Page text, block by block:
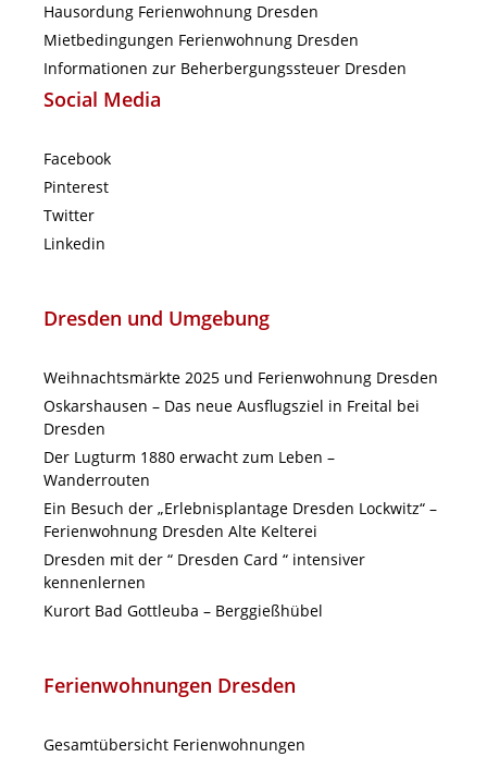
Hausordung Ferienwohnung Dresden
Mietbedingungen Ferienwohnung Dresden
Informationen zur Beherbergungssteuer Dresden
Social Media
Facebook
Pinterest
Twitter
Linkedin
Dresden und Umgebung
Weihnachtsmärkte 2025 und Ferienwohnung Dresden
Oskarshausen – Das neue Ausflugsziel in Freital bei
Dresden
Der Lugturm 1880 erwacht zum Leben –
Wanderrouten
Ein Besuch der „Erlebnisplantage Dresden Lockwitz“ –
Ferienwohnung Dresden Alte Kelterei
Dresden mit der “ Dresden Card “ intensiver
kennenlernen
Kurort Bad Gottleuba – Berggießhübel
Ferienwohnungen Dresden
Gesamtübersicht Ferienwohnungen